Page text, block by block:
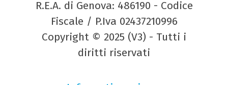
R.E.A. di Genova: 486190 - Codice
Fiscale / P.Iva 02437210996
Copyright © 2025 (V3) - Tutti i
diritti riservati